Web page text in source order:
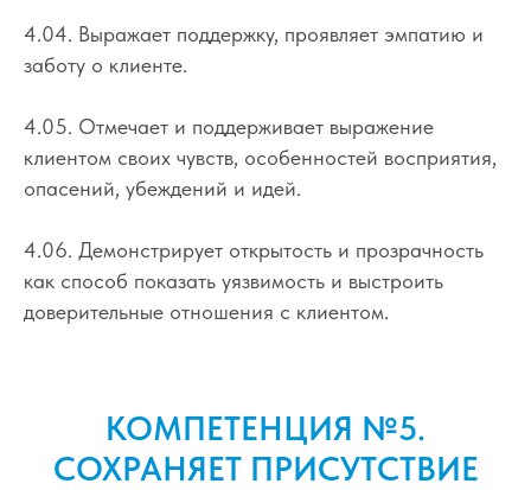
4.04. Выражает поддержку, проявляет эмпатию и
заботу о клиенте.
4.05. Отмечает и поддерживает выражение
клиентом своих чувств, особенностей восприятия,
опасений, убеждений и идей.
4.06. Демонстрирует открытость и прозрачность
как способ показать уязвимость и выстроить
доверительные отношения с клиентом.
КОМПЕТЕНЦИЯ №5.
СОХРАНЯЕТ ПРИСУТСТВИЕ